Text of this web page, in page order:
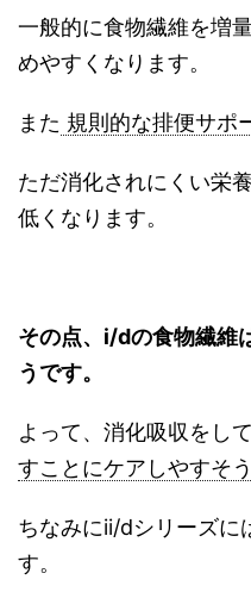
一般的に食物繊維を増
めやすくなります。
また 規則的な排便サポ
ただ消化されにくい栄
低くなります。
その点、i/dの食物繊維
うです。
よって、消化吸収をし
すことにケアしやすそう
ちなみにii/dシリーズに
す。